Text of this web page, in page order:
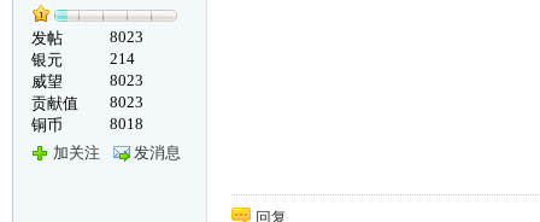
发帖
8023
银元
214
威望
8023
贡献值
8023
铜币
8018
加关注
发消息
回复